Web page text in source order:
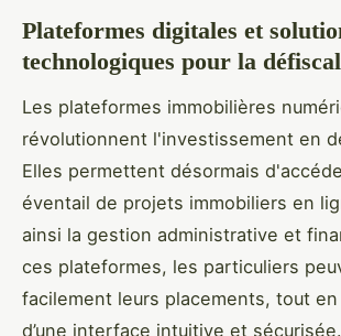
Plateformes digitales et
technologiques pour la
Les plateformes immobilières
révolutionnent l'investissement en
Elles permettent désormais
éventail de projets immobiliers en
ainsi la gestion administrative et
ces plateformes, les particuliers
facilement leurs placements, tout
d’une interface intuitive et sécurisée.